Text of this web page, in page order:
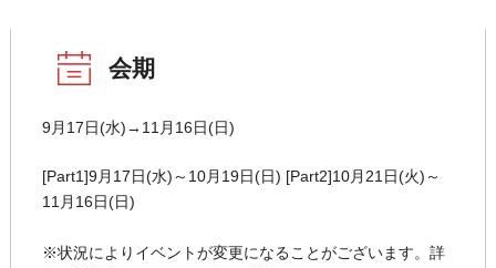
会期
9月17日(水)→11月16日(日)
[Part1]9月17日(水)～10月19日(日) [Part2]10月21日(火)～
11月16日(日)
※状況によりイベントが変更になることがございます。詳